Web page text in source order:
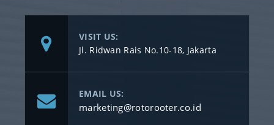
VISIT US:
Jl. Ridwan Rais No.10-18, Jakarta
EMAIL US:
marketing@rotorooter.co.id